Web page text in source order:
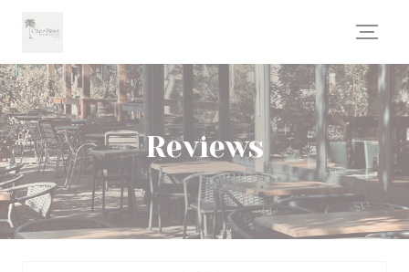
Reviews